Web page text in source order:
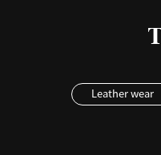
Leather wear